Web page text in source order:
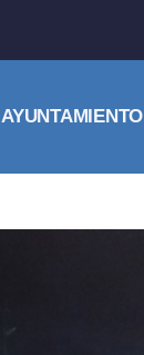
AYUNTAMIENTO